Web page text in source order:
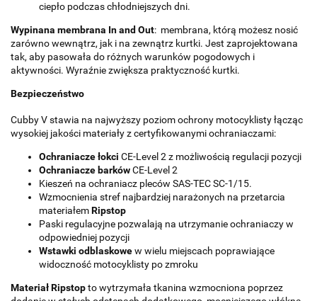
ciepło podczas chłodniejszych dni.
Wypinana membrana In and Out: membrana, którą możesz nosić
zarówno wewnątrz, jak i na zewnątrz kurtki. Jest zaprojektowana
tak, aby pasowała do różnych warunków pogodowych i
aktywności. Wyraźnie zwiększa praktyczność kurtki.
Bezpieczeństwo
Cubby V stawia na najwyższy poziom ochrony motocyklisty łącząc
wysokiej jakości materiały z certyfikowanymi ochraniaczami:
Ochraniacze łokci CE-Level 2 z możliwością regulacji pozycji
Ochraniacze barkówCE-Level 2
Kieszeń na ochraniacz pleców SAS-TEC SC-1/15.
Wzmocnienia stref najbardziej narażonych na przetarcia
materiałemRipstop
Paski regulacyjne pozwalają na utrzymanie ochraniaczy w
odpowiedniej pozycji
Wstawki odblaskowew wielu miejscach poprawiające
widoczność motocyklisty po zmroku
Materiał Ripstopto wytrzymała tkanina wzmocniona poprzez